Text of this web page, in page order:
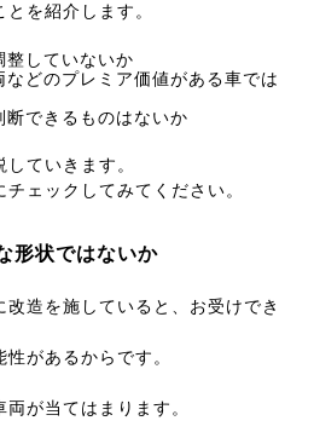
と を紹介します。
整していないか
どのプレミア価値がある車では
できるものはないか
ていきます。
ェックしてみてください。
形状ではないか
造を施していると、お受けでき
があるからです。
が当てはまります。